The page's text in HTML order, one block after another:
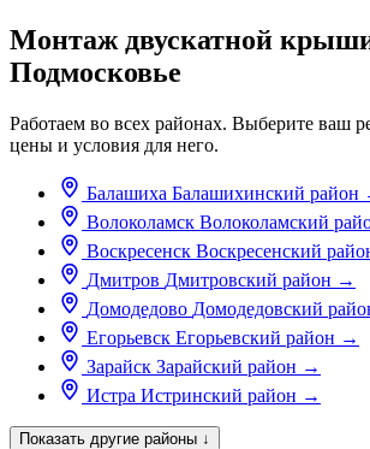
Монтаж двускатной
Подмосковье
Работаем во всех районах. Выберите ваш
цены и условия для него.
Балашиха Балашихинский район
Волоколамск Волоколамский
Воскресенск Воскресенский
Дмитров Дмитровский район →
Домодедово Домодедовский
Егорьевск Егорьевский район →
Зарайск Зарайский район →
Истра Истринский район →
Показать другие районы ↓